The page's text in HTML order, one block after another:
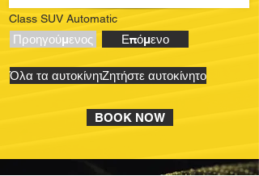
Class SUV Automatic
Προηγούμενος
Όλα τα αυτοκίνητα
Επόμενο
Ζητήστε αυτοκίνητο
BOOK NOW